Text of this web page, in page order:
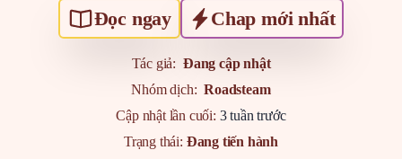
Đọc ngay Chap mới nhất
Tác giả: Đang cập nhật
Nhóm dịch: Roadsteam
Cập nhật lần cuối: 3 tuần trước
Trạng thái: Đang tiến hành